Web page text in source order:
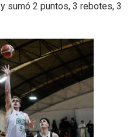
sumó 2 puntos, 3 rebotes, 3